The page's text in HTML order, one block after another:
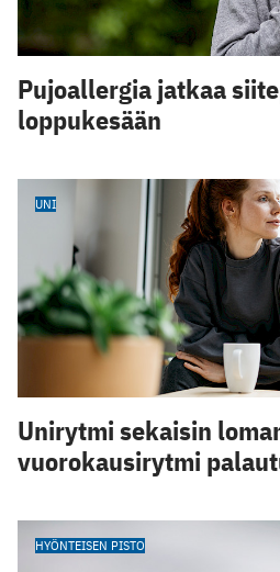
Pujoallergia jatkaa
loppukesään
UNI
Unirytmi sekaisin
vuorokausirytmi
HYÖNTEISEN PISTO